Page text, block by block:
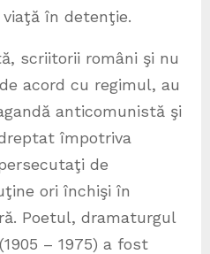
în detenţie.
scriitorii români şi nu
acord cu regimul, au
anticomunistă şi
împotriva
de
ori închişi în
Poetul, dramaturgul
– 1975) a fost